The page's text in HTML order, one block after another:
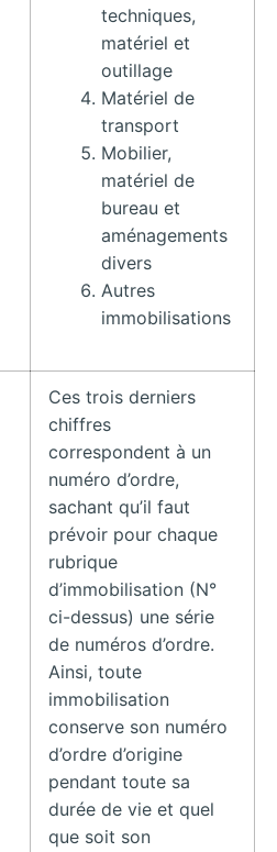
techniques,
matériel et
outillage
Matériel de
transport
Mobilier,
matériel de
bureau et
aménagements
divers
Autres
immobilisations
Ces trois derniers
chiffres
correspondent à un
numéro d’ordre,
sachant qu’il faut
prévoir pour chaque
rubrique
d’immobilisation (N°
ci-dessus) une série
de numéros d’ordre.
Ainsi, toute
immobilisation
conserve son numéro
d’ordre d’origine
pendant toute sa
durée de vie et quel
que soit son